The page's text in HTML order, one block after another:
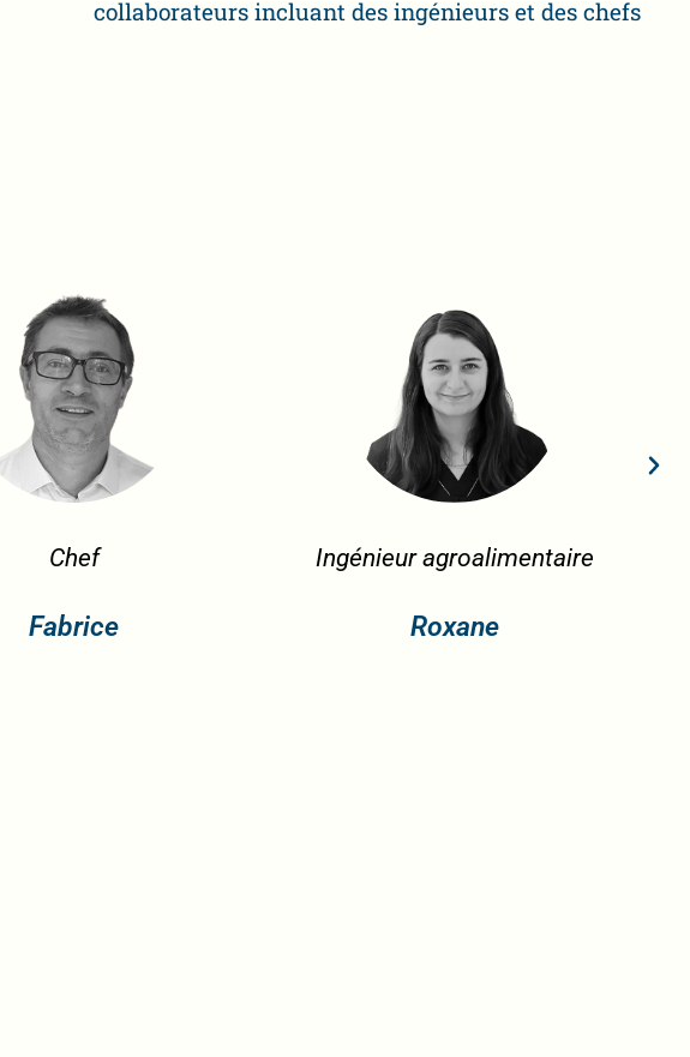
collaborateurs incluant des ingénieurs et des chefs
Ingénieur agroalimentaire
Roxane
Chef
Sébastien